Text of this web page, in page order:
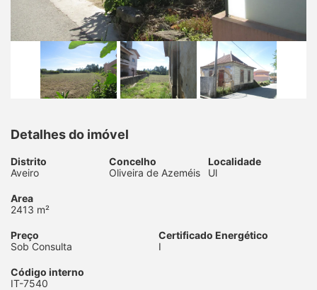
Detalhes do imóvel
Distrito
Aveiro
Concelho
Oliveira de Azeméis
Localidade
Ul
Area
2413 m²
Preço
Sob Consulta
Certificado Energético
I
Código interno
IT-7540